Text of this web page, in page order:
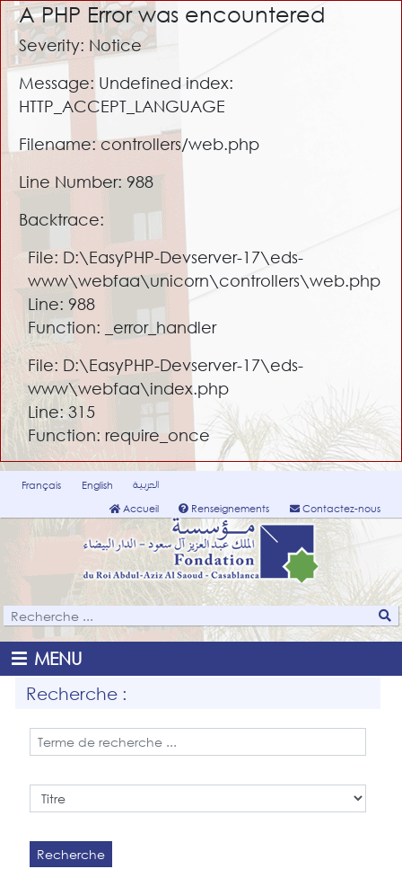
A PHP Error was encountered
Severity: Notice
Message: Undefined index:
HTTP_ACCEPT_LANGUAGE
Filename: controllers/web.php
Line Number: 988
Backtrace:
File: D:\EasyPHP-Devserver-17\eds-
www\webfaa\unicorn\controllers\web.php
Line: 988
Function: _error_handler
File: D:\EasyPHP-Devserver-17\eds-
www\webfaa\index.php
Line: 315
Function: require_once
Français English
العربية
Accueil
Renseignements Contactez-nous
MENU
Recherche :
Recherche